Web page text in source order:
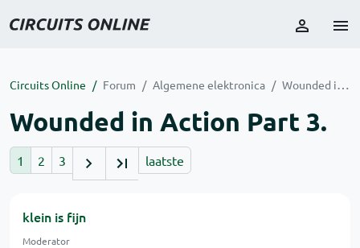
Circuits Online Forum Algemene elektronica Wounded in Action Part 3.
Wounded in Action Part 3.
1 2 3 laatste
klein is fijn
Moderator